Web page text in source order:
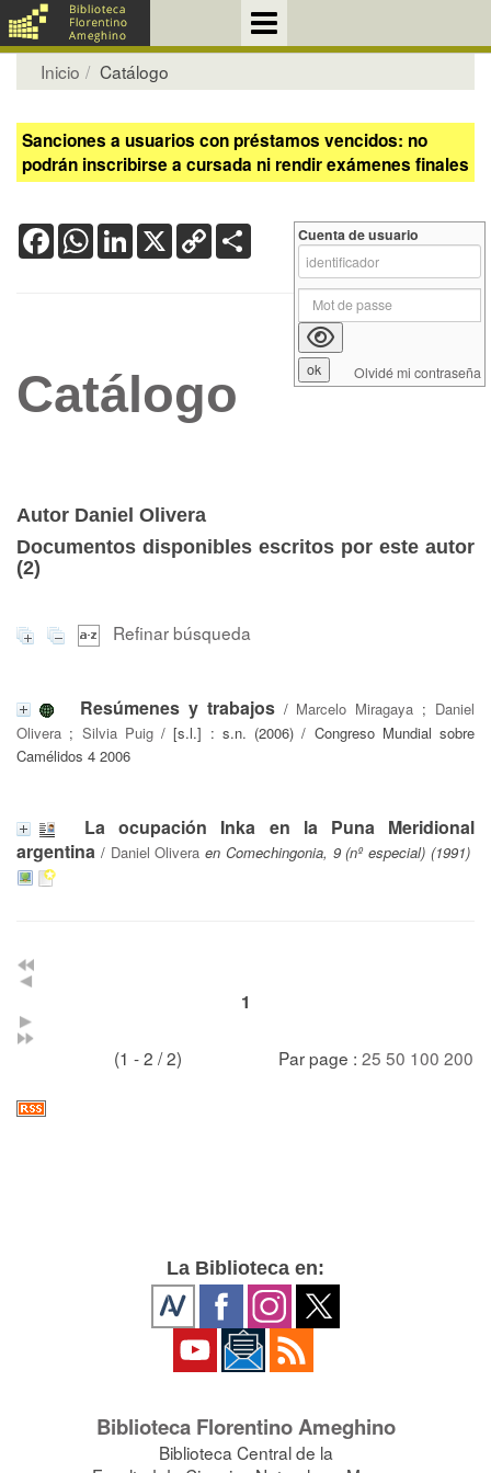
Inicio Catálogo
Sanciones a usuarios con préstamos vencidos: no
podrán inscribirse a cursada ni rendir exámenes finales
FacebookWhatsApp
LinkedIn
X Copy
Link
Catálogo
Autor Daniel Olivera
Documentos disponibles escritos por este autor
(2)
Refinar búsqueda
Resúmenes y trabajos/ Marcelo Miragaya ; Daniel
Olivera ; Silvia Puig/ [s.l.] : s.n. (2006) / Congreso Mundial sobre
Camélidos 4 2006
La ocupación Inka en la Puna Meridional
argentina / Daniel Olivera en Comechingonia, 9 (nº especial) (1991)
1
(1 - 2 / 2) Par page : 25 50 100 200
Cuenta de usuario
Olvidé mi contraseña
La Biblioteca en:
Biblioteca Florentino Ameghino
Biblioteca Central de la